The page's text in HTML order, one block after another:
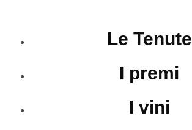
Le Tenute
I premi
I vini